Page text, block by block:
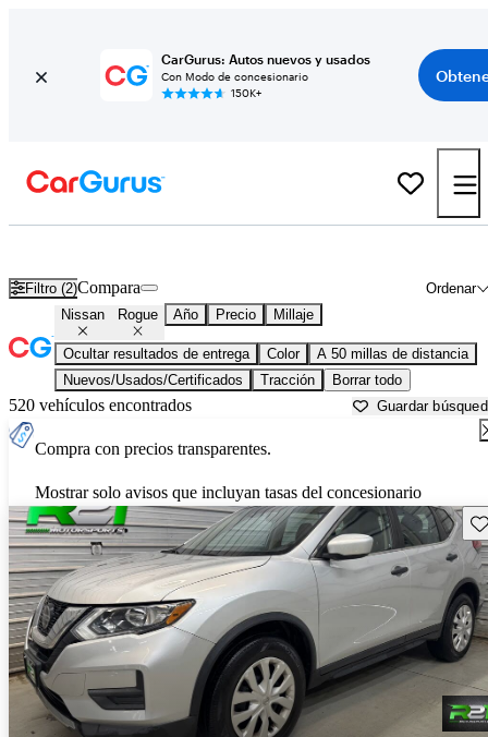
CarGurus: Autos nuevos y usados
Con Modo de concesionario
150K+
Filtro (2) Ordenar
Compara
Nissan Rogue Año Precio Millaje
Ocultar resultados de entrega Color
A 50 millas de distancia
Nuevos/Usados/Certificados
Tracción Borrar todo
520 vehículos encontrados Guardar
Compra con precios transparentes.
Mostrar solo avisos que incluyan tasas del concesionario